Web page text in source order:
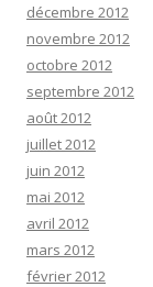
décembre 2012
novembre 2012
octobre 2012
septembre 2012
août 2012
juillet 2012
juin 2012
mai 2012
avril 2012
mars 2012
février 2012